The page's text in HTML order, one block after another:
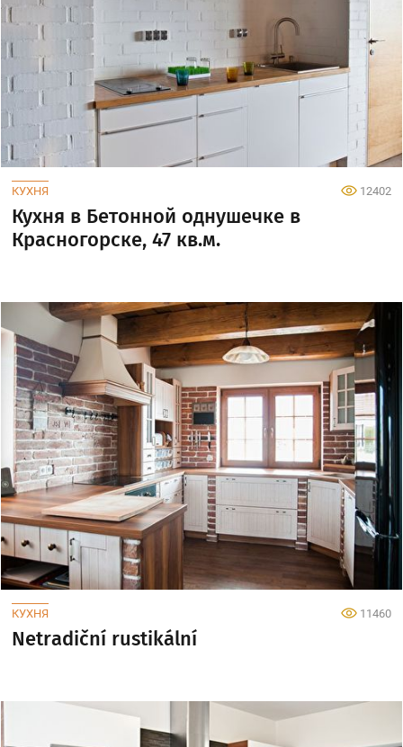
КУХНЯ 12402
Кухня в Бетонной однушечке в
Красногорске, 47 кв.м.
КУХНЯ 11460
Netradiční rustikální